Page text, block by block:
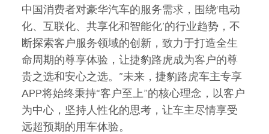
中国消费者对豪华汽车的服务需求，围绕‘电动
化、互联化、共享化和智能化’的行业趋势，不
断探索客户服务领域的创新，致力于打造全生
命周期的尊享体验，让捷豹路虎成为客户的尊
贵之选和安心之选。”未来，捷豹路虎车主专享
APP将始终秉持“客户至上”的核心理念，以客户
为中心，坚持人性化的思考，让车主尽情享受
远超预期的用车体验。